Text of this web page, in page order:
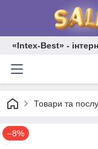
«Intex-Best» -
Товари та
–8%